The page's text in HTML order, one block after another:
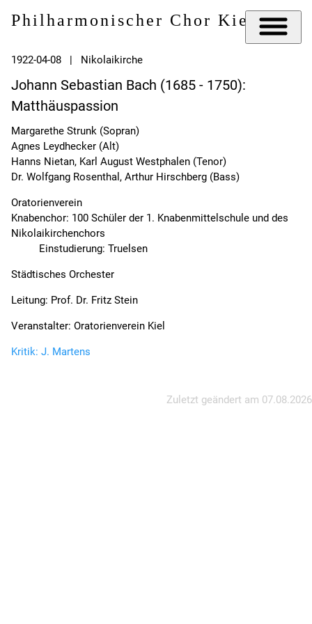
Philharmonischer Chor Kiel e.V.
1922-04-08 | Nikolaikirche
Johann Sebastian Bach (1685 - 1750):
Matthäuspassion
Margarethe Strunk (Sopran)
Agnes Leydhecker (Alt)
Hanns Nietan, Karl August Westphalen (Tenor)
Dr. Wolfgang Rosenthal, Arthur Hirschberg (Bass)
Oratorienverein
Knabenchor: 100 Schüler der 1. Knabenmittelschule und des
Nikolaikirchenchors
Einstudierung: Truelsen
Städtisches Orchester
Leitung: Prof. Dr. Fritz Stein
Veranstalter: Oratorienverein Kiel
Kritik: J. Martens
Zuletzt geändert am 07.08.2026